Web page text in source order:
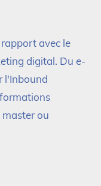
avec le
digital. Du e-
l'Inbound
master ou